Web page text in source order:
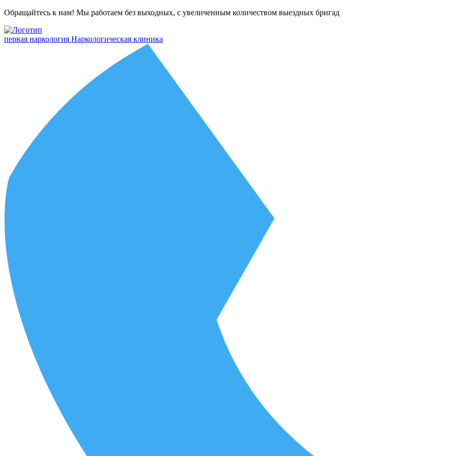
Обращайтесь к нам! Мы работаем без выходных, с увеличенным количеством выездных бригад
первая наркология Наркологическая клиника